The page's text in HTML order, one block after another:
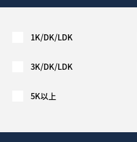
1K/DK/LDK
3K/DK/LDK
5K以上